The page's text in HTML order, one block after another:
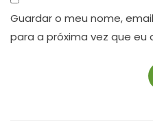
Guardar o meu nome,
para a próxima vez que eu